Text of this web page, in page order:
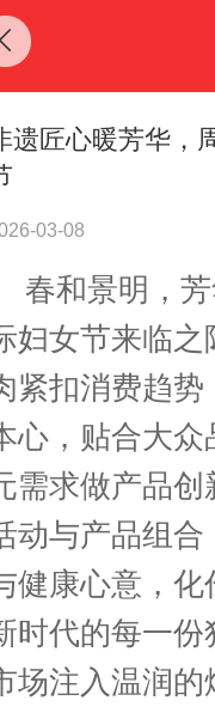
遗匠心暖芳华，
03-08
春和景明，
妇女节来临之
紧扣消费趋势
心，贴合大众
需求做产品创
动与产品组合
健康心意，化
时代的每一份
场注入温润的